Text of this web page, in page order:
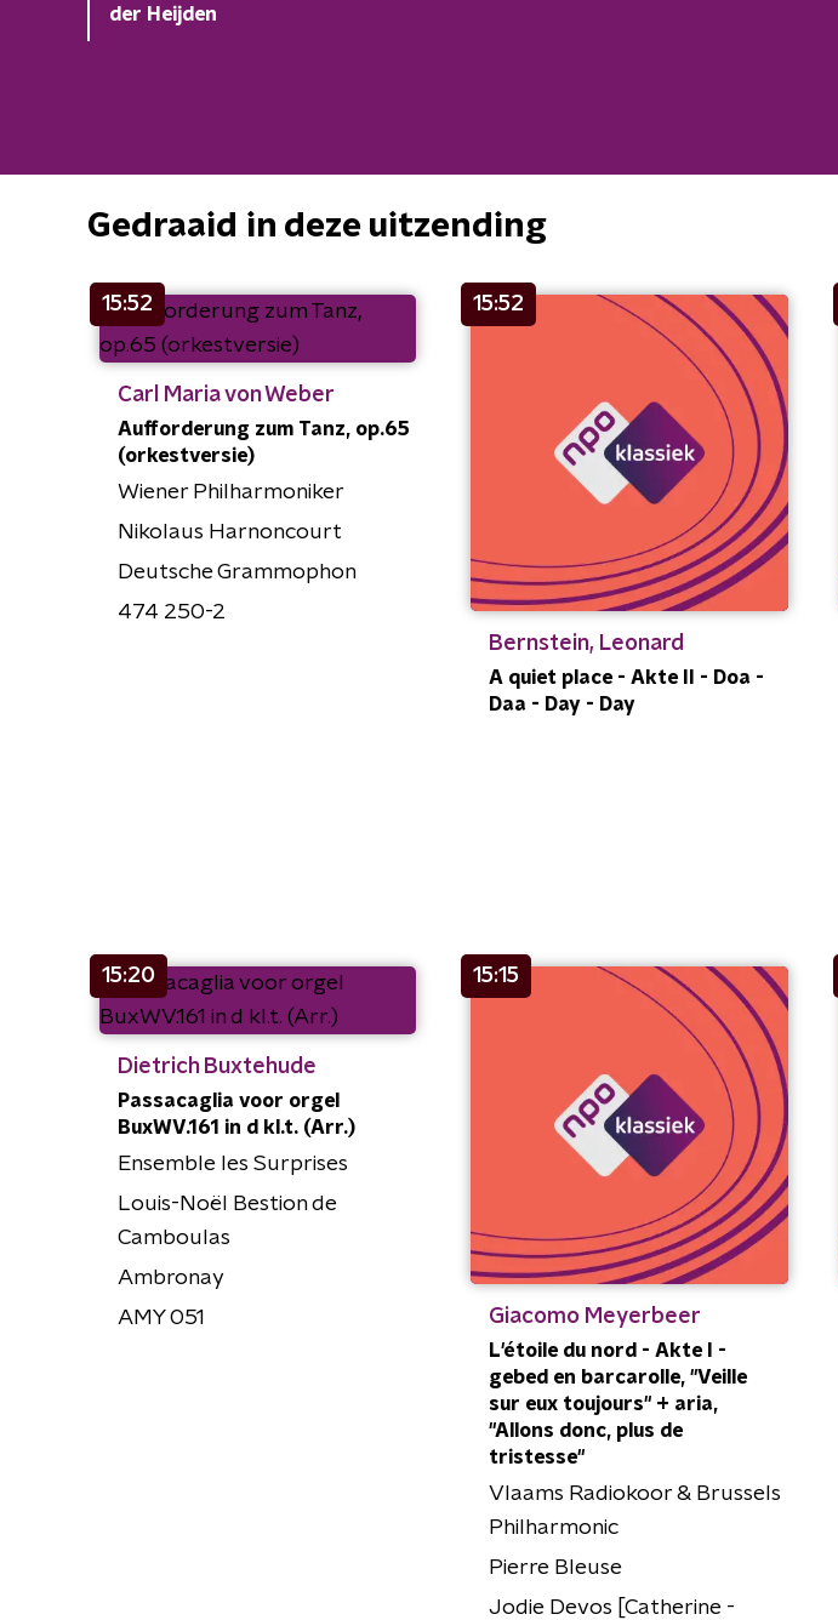
der Heijden
Gedraaid in deze uitzending
15:52
Carl Maria von Weber
Aufforderung zum Tanz, op.65
(orkestversie)
Wiener Philharmoniker
Nikolaus Harnoncourt
Deutsche Grammophon
474 250-2
15:52
Bernstein, Leonard
A quiet place - Akte II - Doa -
Daa - Day - Day
15:20
Dietrich Buxtehude
Passacaglia voor orgel
BuxWV.161 in d kl.t. (Arr.)
Ensemble les Surprises
Louis-Noël Bestion de
Camboulas
Ambronay
AMY 051
15:15
Giacomo Meyerbeer
L'étoile du nord - Akte I -
gebed en barcarolle, "Veille
sur eux toujours" + aria,
"Allons donc, plus de
tristesse"
Vlaams Radiokoor & Brussels
Philharmonic
Pierre Bleuse
Jodie Devos [Catherine -